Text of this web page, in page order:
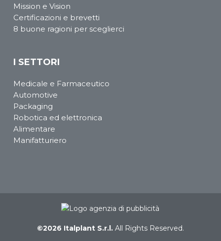
Mission e Vision
Certificazioni e brevetti
8 buone ragioni per sceglierci
I SETTORI
Medicale e Farmaceutico
Automotive
Packaging
Robotica ed elettronica
Alimentare
Manifatturiero
©2026 Italplant S.r.l.All Rights Reserved.